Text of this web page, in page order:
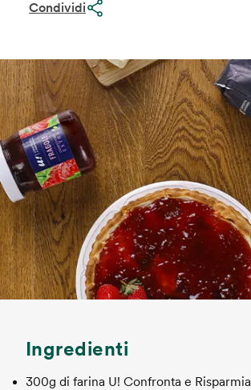
Condividi
Ingredienti
300g di farina U! Confronta e Risparmia